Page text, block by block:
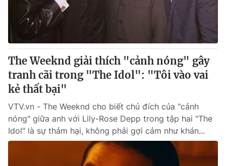
The Weeknd giải thích "cảnh nóng" gây
tranh cãi trong "The Idol": "Tôi vào vai
kẻ thất bại"
VTV.vn - The Weeknd cho biết chủ đích của "cảnh
nóng" giữa anh với Lily-Rose Depp trong tập hai "The
Idol" là sự thảm hại, không phải gợi cảm như khán...